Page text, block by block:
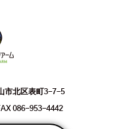
市北区表町3-7-5
086-953-4442